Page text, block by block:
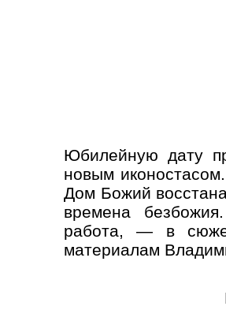
Юбилейную дату
новым
Дом Божий
времена
работа, — в
материалам